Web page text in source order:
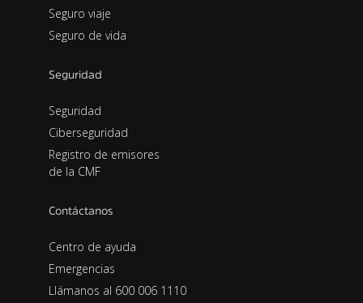
Seguro viaje
Seguro de vida
Seguridad
Seguridad
Ciberseguridad
Registro de emisores
de la CMF
Contáctanos
Centro de ayuda
Emergencias
Llámanos al 600 006 1110